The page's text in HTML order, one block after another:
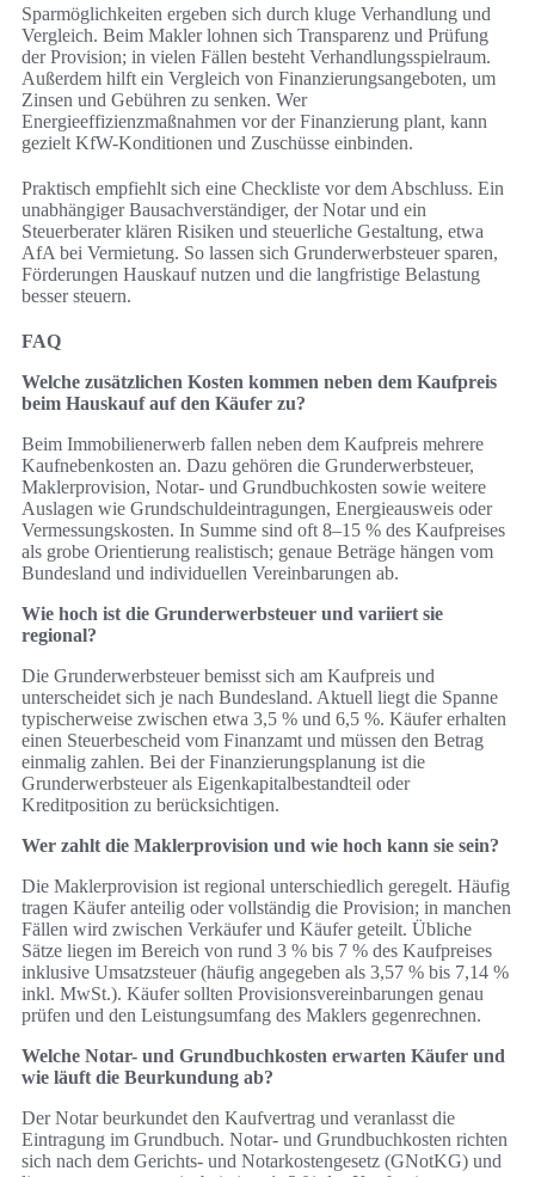
Sparmöglichkeiten ergeben sich durch kluge Verhandlung und
Vergleich. Beim Makler lohnen sich Transparenz und Prüfung
der Provision; in vielen Fällen besteht Verhandlungsspielraum.
Außerdem hilft ein Vergleich von Finanzierungsangeboten, um
Zinsen und Gebühren zu senken. Wer
Energieeffizienzmaßnahmen vor der Finanzierung plant, kann
gezielt KfW-Konditionen und Zuschüsse einbinden.
Praktisch empfiehlt sich eine Checkliste vor dem Abschluss. Ein
unabhängiger Bausachverständiger, der Notar und ein
Steuerberater klären Risiken und steuerliche Gestaltung, etwa
AfA bei Vermietung. So lassen sich Grunderwerbsteuer sparen,
Förderungen Hauskauf nutzen und die langfristige Belastung
besser steuern.
FAQ
Welche zusätzlichen Kosten kommen neben dem Kaufpreis
beim Hauskauf auf den Käufer zu?
Beim Immobilienerwerb fallen neben dem Kaufpreis mehrere
Kaufnebenkosten an. Dazu gehören die Grunderwerbsteuer,
Maklerprovision, Notar- und Grundbuchkosten sowie weitere
Auslagen wie Grundschuldeintragungen, Energieausweis oder
Vermessungskosten. In Summe sind oft 8–15 % des Kaufpreises
als grobe Orientierung realistisch; genaue Beträge hängen vom
Bundesland und individuellen Vereinbarungen ab.
Wie hoch ist die Grunderwerbsteuer und variiert sie
regional?
Die Grunderwerbsteuer bemisst sich am Kaufpreis und
unterscheidet sich je nach Bundesland. Aktuell liegt die Spanne
typischerweise zwischen etwa 3,5 % und 6,5 %. Käufer erhalten
einen Steuerbescheid vom Finanzamt und müssen den Betrag
einmalig zahlen. Bei der Finanzierungsplanung ist die
Grunderwerbsteuer als Eigenkapitalbestandteil oder
Kreditposition zu berücksichtigen.
Wer zahlt die Maklerprovision und wie hoch kann sie sein?
Die Maklerprovision ist regional unterschiedlich geregelt. Häufig
tragen Käufer anteilig oder vollständig die Provision; in manchen
Fällen wird zwischen Verkäufer und Käufer geteilt. Übliche
Sätze liegen im Bereich von rund 3 % bis 7 % des Kaufpreises
inklusive Umsatzsteuer (häufig angegeben als 3,57 % bis 7,14 %
inkl. MwSt.). Käufer sollten Provisionsvereinbarungen genau
prüfen und den Leistungsumfang des Maklers gegenrechnen.
Welche Notar- und Grundbuchkosten erwarten Käufer und
wie läuft die Beurkundung ab?
Der Notar beurkundet den Kaufvertrag und veranlasst die
Eintragung im Grundbuch. Notar- und Grundbuchkosten richten
sich nach dem Gerichts- und Notarkostengesetz (GNotKG) und